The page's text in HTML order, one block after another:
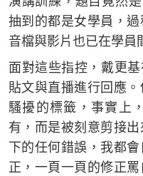
抽到的都是女學員，
音檔與影片也已在學員
面對這些指控，戴更
貼文與直播進行回應
騷擾的標籤，事實上
有，而是被刻意剪接
下的任何錯誤，我都
正，一頁一頁的修正